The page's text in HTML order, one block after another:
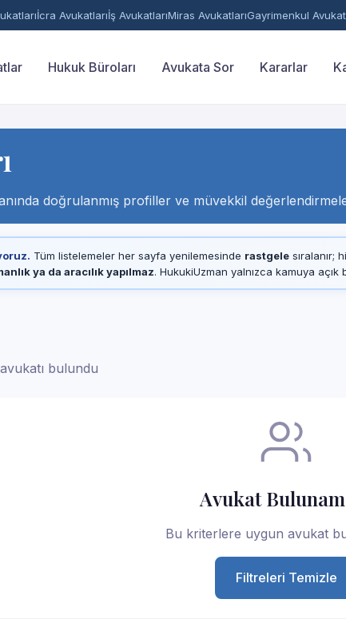
İcra Avukatlarıİş AvukatlarıMiras AvukatlarıGayrimenkul
Hukuk Büroları Avukata Sor Kararlar
doğrulanmış profiller ve müvekkil
Tüm listelemeler her sayfa yenilemesinde rastgelesıralanır;
ya da aracılık yapılmaz. HukukiUzman yalnızca kamuya
bulundu
Avukat
Bu kriterlere uygun avukat
Filtreleri Temizle